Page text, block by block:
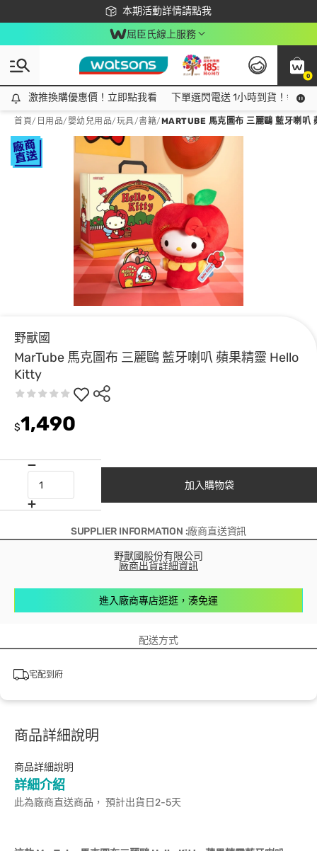
本期活動詳情請點我
下載app最高回饋$350
屈臣氏線上服務
0
激推換購優惠價！立即點我看
激推換購優惠價！立即點我看 下單選閃電送 1小時到貨！領神
首頁/ 日用品/嬰幼兒用品/玩具/書籍/MARTUBE 馬克圖布 三麗鷗 藍牙喇叭
野獸國
MarTube 馬克圖布 三麗鷗 藍牙喇叭 蘋果精靈 Hello
Kitty
$1,490
加入購物袋
SUPPLIER INFORMATION :廠商直送資訊
野獸國股份有限公司
廠商出貨詳細資訊
進入廠商專店逛逛，湊免運
配送方式
宅配到府
商品詳細說明
商品詳細說明
詳細介紹
此為廠商直送商品， 預計出貨日2-5天